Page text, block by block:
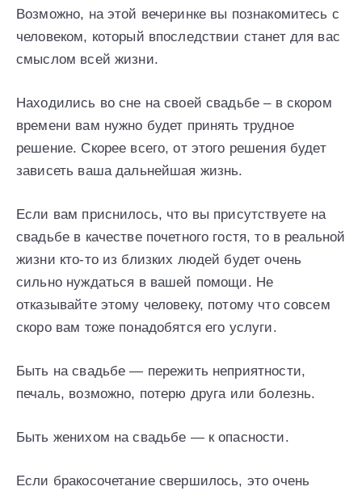
Возможно, на этой вечеринке вы познакомитесь с
человеком, который впоследствии станет для вас
смыслом всей жизни.
Находились во сне на своей свадьбе – в скором
времени вам нужно будет принять трудное
решение. Скорее всего, от этого решения будет
зависеть ваша дальнейшая жизнь.
Если вам приснилось, что вы присутствуете на
свадьбе в качестве почетного гостя, то в реальной
жизни кто-то из близких людей будет очень
сильно нуждаться в вашей помощи. Не
отказывайте этому человеку, потому что совсем
скоро вам тоже понадобятся его услуги.
Быть на свадьбе — пережить неприятности,
печаль, возможно, потерю друга или болезнь.
Быть женихом на свадьбе — к опасности.
Если бракосочетание свершилось, это очень